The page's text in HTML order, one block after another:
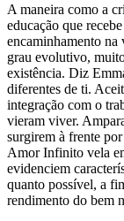
A maneira como a
educação que
encaminhamento na
grau evolutivo,
existência. Diz
diferentes de ti.
integração com o
vieram viver.
surgirem à frente
Amor Infinito vela
evidenciem
quanto possível, a
rendimento do bem